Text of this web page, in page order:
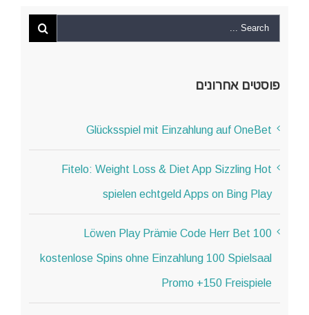
פוסטים אחרונים
Glücksspiel mit Einzahlung auf OneBet
Fitelo: Weight Loss & Diet App Sizzling Hot
spielen echtgeld Apps on Bing Play
Löwen Play Prämie Code Herr Bet 100
kostenlose Spins ohne Einzahlung 100 Spielsaal
Promo +150 Freispiele